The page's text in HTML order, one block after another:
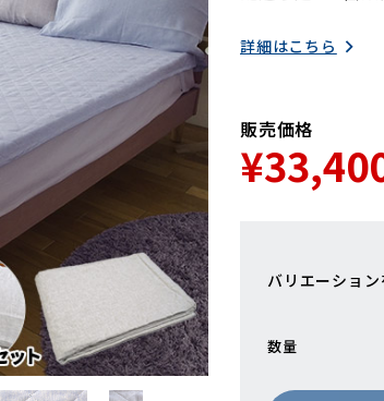
詳細はこちら
販売価格
バリエーション
数量